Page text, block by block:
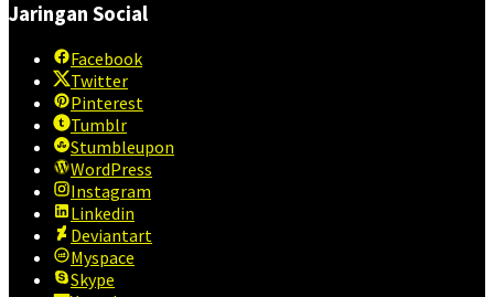
Jaringan Social
Facebook
Twitter
Pinterest
Tumblr
Stumbleupon
WordPress
Instagram
Linkedin
Deviantart
Myspace
Skype